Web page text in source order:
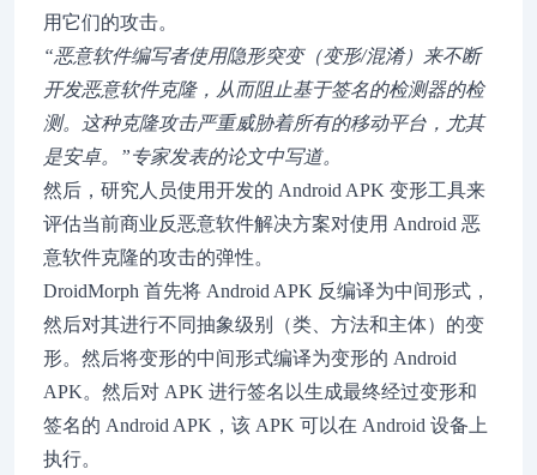
用它们的攻击。
“恶意软件编写者使用隐形突变（变形/混淆）来不断
开发恶意软件克隆，从而阻止基于签名的检测器的检
测。这种克隆攻击严重威胁着所有的移动平台，尤其
是安卓。”专家发表的论文中写道。
然后，研究人员使用开发的 Android APK 变形工具来
评估当前商业反恶意软件解决方案对使用 Android 恶
意软件克隆的攻击的弹性。
DroidMorph 首先将 Android APK 反编译为中间形式，
然后对其进行不同抽象级别（类、方法和主体）的变
形。然后将变形的中间形式编译为变形的 Android
APK。然后对 APK 进行签名以生成最终经过变形和
签名的 Android APK，该 APK 可以在 Android 设备上
执行。